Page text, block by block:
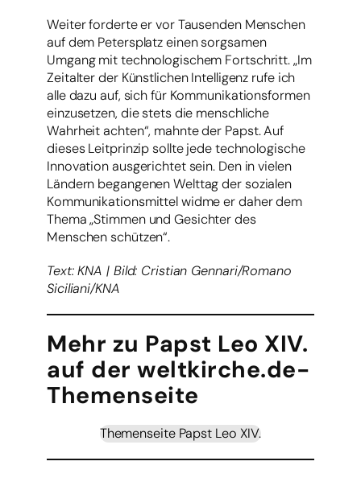
Weiter forderte er vor Tausenden Menschen
auf dem Petersplatz einen sorgsamen
Umgang mit technologischem Fortschritt. „Im
Zeitalter der Künstlichen Intelligenz rufe ich
alle dazu auf, sich für Kommunikationsformen
einzusetzen, die stets die menschliche
Wahrheit achten“, mahnte der Papst. Auf
dieses Leitprinzip sollte jede technologische
Innovation ausgerichtet sein. Den in vielen
Ländern begangenen Welttag der sozialen
Kommunikationsmittel widme er daher dem
Thema „Stimmen und Gesichter des
Menschen schützen“.
Text: KNA | Bild: Cristian Gennari/Romano
Siciliani/KNA
Mehr zu Papst Leo XIV.
auf der weltkirche.de-
Themenseite
Themenseite Papst Leo XIV.